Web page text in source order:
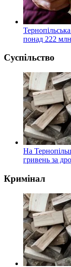
понад 222
Суспільство
На
гривень за
Кримінал